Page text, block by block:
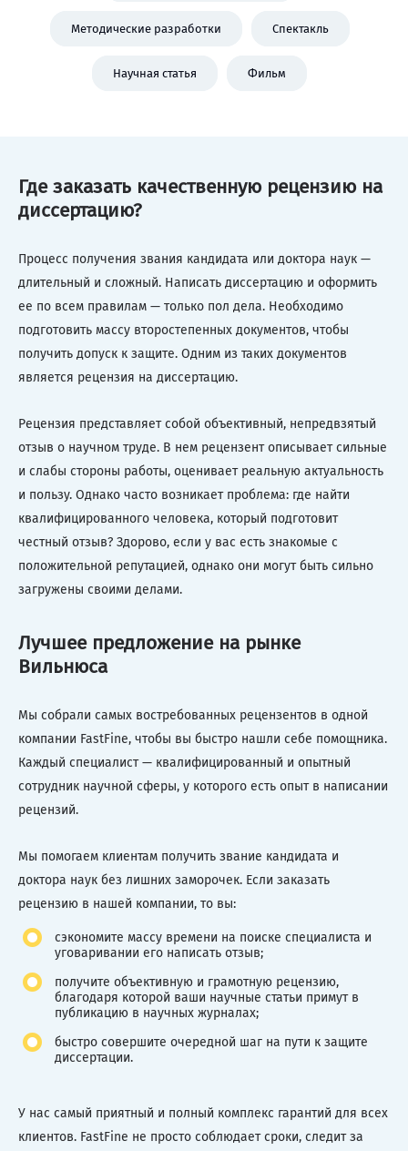
Методические разработки Спектакль
Научная статья Фильм
Где заказать качественную рецензию на
диссертацию?
Процесс получения звания кандидата или доктора наук —
длительный и сложный. Написать диссертацию и оформить
ее по всем правилам — только пол дела. Необходимо
подготовить массу второстепенных документов, чтобы
получить допуск к защите. Одним из таких документов
является рецензия на диссертацию.
Рецензия представляет собой объективный, непредвзятый
отзыв о научном труде. В нем рецензент описывает сильные
и слабы стороны работы, оценивает реальную актуальность
и пользу. Однако часто возникает проблема: где найти
квалифицированного человека, который подготовит
честный отзыв? Здорово, если у вас есть знакомые с
положительной репутацией, однако они могут быть сильно
загружены своими делами.
Лучшее предложение на рынке
Вильнюса
Мы собрали самых востребованных рецензентов в одной
компании FastFine, чтобы вы быстро нашли себе помощника.
Каждый специалист — квалифицированный и опытный
сотрудник научной сферы, у которого есть опыт в написании
рецензий.
Мы помогаем клиентам получить звание кандидата и
доктора наук без лишних заморочек. Если заказать
рецензию в нашей компании, то вы:
сэкономите массу времени на поиске специалиста и
уговаривании его написать отзыв;
получите объективную и грамотную рецензию,
благодаря которой ваши научные статьи примут в
публикацию в научных журналах;
быстро совершите очередной шаг на пути к защите
диссертации.
У нас самый приятный и полный комплекс гарантий для всех
клиентов. FastFine не просто соблюдает сроки, следит за